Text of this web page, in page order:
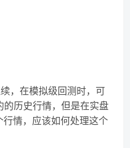
，在模拟级回测时，可
历史行情，但是在实盘
情，应该如何处理这个